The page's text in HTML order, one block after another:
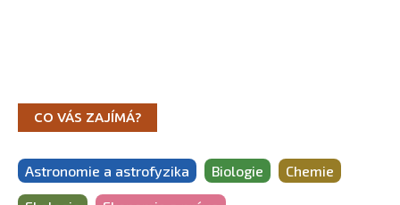
CO VÁS ZAJÍMÁ?
Astronomie a astrofyzika Biologie Chemie